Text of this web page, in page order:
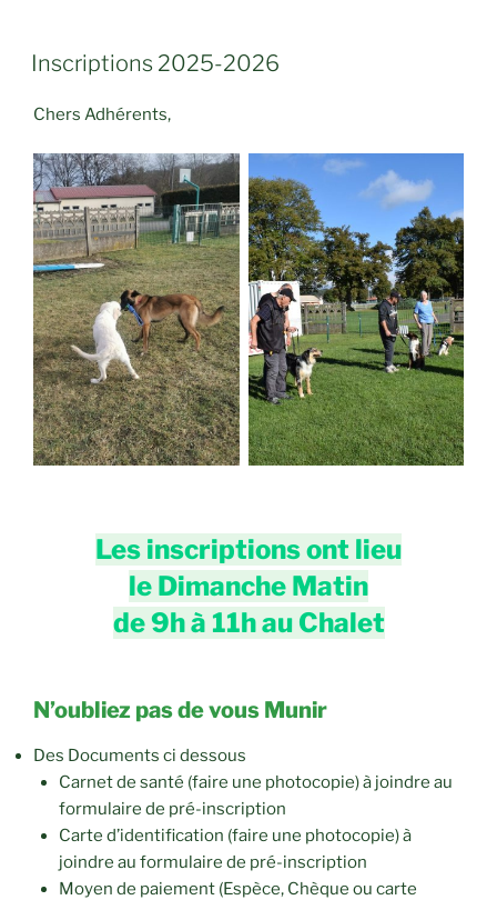
PUBLIÉ
LE
Inscriptions 2025-2026
Chers Adhérents,
Les inscriptions ont lieu
le Dimanche Matin
de 9h à 11h au Chalet
N’oubliez pas de vous Munir
Des Documents ci dessous
Carnet de santé (faire une photocopie) à joindre au
formulaire de pré-inscription
Carte d’identification (faire une photocopie) à
joindre au formulaire de pré-inscription
Moyen de paiement (Espèce, Chèque ou carte